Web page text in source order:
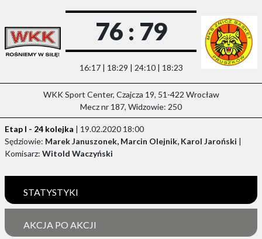
76 : 79
16:17 | 18:29 | 24:10 | 18:23
WKK Sport Center, Czajcza 19, 51-422 Wrocław
Mecz nr 187, Widzowie: 250
Etap I - 24 kolejka | 19.02.2020 18:00
Sędziowie: Marek Januszonek, Marcin Olejnik, Karol Jaroński |
Komisarz: Witold Waczyński
STATYSTYKI
AKCJA PO AKCJI